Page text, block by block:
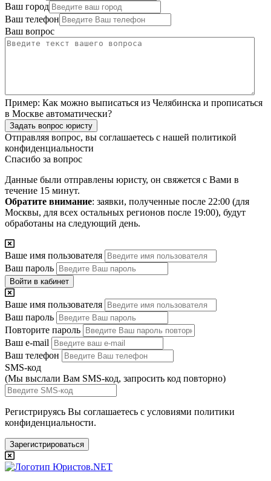
Ваш город
Ваш телефон
Ваш вопрос
Пример: Как можно выписаться из Челябинска и прописаться
в Москве автоматически?
Задать вопрос юристу
Отправляя вопрос, вы соглашаетесь с нашей политикой
конфиденциальности
Спасибо за вопрос
Данные были отправлены юристу, он свяжется с Вами в
течение 15 минут.
Обратите внимание: заявки, полученные после 22:00 (для
Москвы, для всех остальных регионов после 19:00), будут
обработаны на следующий день.
Ваше имя пользователя
Ваш пароль
Войти в кабинет
Ваше имя пользователя
Ваш пароль
Повторите пароль
Ваш e-mail
Ваш телефон
SMS-код
(Мы выслали Вам SMS-код, запросить код повторно)
Регистрируясь Вы соглашаетесь с условиями политики
конфиденциальности.
Зарегистрироваться